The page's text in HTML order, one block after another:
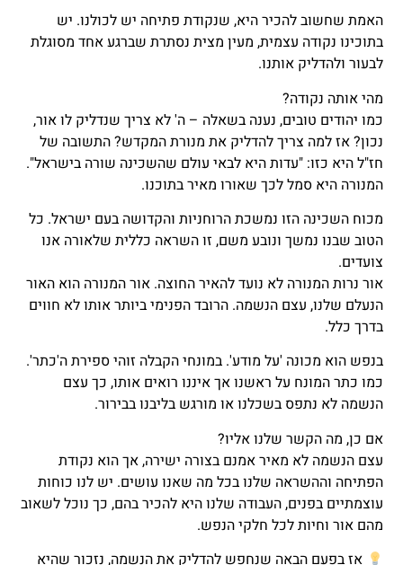
האמת שחשוב להכיר היא, שנקודת פתיחה יש לכולנו. יש
בתוכינו נקודה עצמית, מעין מצית נסתרת שברגע אחד מסוגלת
לבעור ולהדליק אותנו.
מהי אותה נקודה?
כמו יהודים טובים, נענה בשאלה – ה' לא צריך שנדליק לו אור,
נכון? אז למה צריך להדליק את מנורת המקדש? התשובה של
חז"ל היא כזו: "עדות היא לבאי עולם שהשכינה שורה בישראל".
המנורה היא סמל לכך שאורו מאיר בתוכנו.
מכוח השכינה הזו נמשכת הרוחניות והקדושה בעם ישראל. כל
הטוב שבנו נמשך ונובע משם, זו השראה כללית שלאורה אנו
צועדים.
אור נרות המנורה לא נועד להאיר החוצה. אור המנורה הוא האור
הנעלם שלנו, עצם הנשמה. הרובד הפנימי ביותר אותו לא חווים
בדרך כלל.
בנפש הוא מכונה 'על מודע'. במונחי הקבלה זוהי ספירת ה'כתר'.
כמו כתר המונח על ראשנו אך איננו רואים אותו, כך עצם
הנשמה לא נתפס בשכלנו או מורגש בליבנו בבירור.
אם כן, מה הקשר שלנו אליו?
עצם הנשמה לא מאיר אמנם בצורה ישירה, אך הוא נקודת
הפתיחה וההשראה שלנו בכל מה שאנו עושים. יש לנו כוחות
עוצמתיים בפנים, העבודה שלנו היא להכיר בהם, כך נוכל לשאוב
מהם אור וחיות לכל חלקי הנפש.
אז בפעם הבאה שנחפש להדליק את הנשמה, נזכור שהיא